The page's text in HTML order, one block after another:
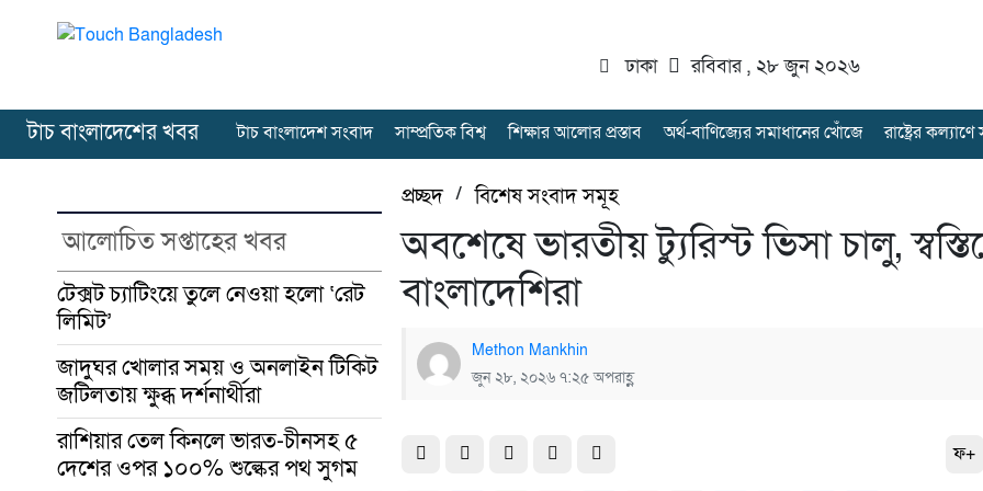
ঢাকা রবিবার , ২৮ জুন ২০২৬
টাচ বাংলাদেশের খবর টাচ বাংলাদেশ সংবাদ সাম্প্রতিক বিশ্ব শিক্ষার আলোর প্রস্তাব অর্থ-বাণিজ্যের সমাধানের খোঁজে রাষ্ট্রের
আলোচিত সপ্তাহের খবর
টেক্সট চ্যাটিংয়ে তুলে নেওয়া হলো ‘রেট
লিমিট’
জাদুঘর খোলার সময় ও অনলাইন টিকিট
জটিলতায় ক্ষুব্ধ দর্শনার্থীরা
রাশিয়ার তেল কিনলে ভারত-চীনসহ ৫
দেশের ওপর ১০০% শুল্কের পথ সুগম
প্রচ্ছদ/বিশেষ সংবাদ সমূহ
অবশেষে ভারতীয় ট্যুরিস্ট ভিসা চালু,
বাংলাদেশিরা
Methon Mankhin
জুন ২৮, ২০২৬ ৭:২৫ অপরাহ্ণ
ফ+